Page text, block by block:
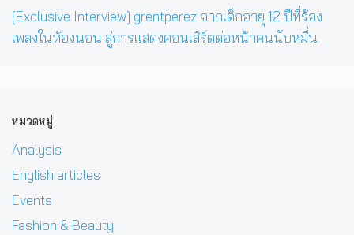
[Exclusive Interview] grentperez จากเด็กอายุ 12 ปีที่ร้อง
เพลงในห้องนอน สู่การแสดงคอนเสิร์ตต่อหน้าคนนับหมื่น
หมวดหมู่
Analysis
English articles
Events
Fashion & Beauty